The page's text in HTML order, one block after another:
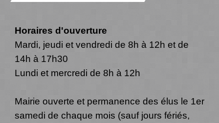
Horaires d'ouverture
Mardi, jeudi et vendredi de 8h à 12h et de
14h à 17h30
Lundi et mercredi de 8h à 12h
Mairie ouverte et permanence des élus le 1er
samedi de chaque mois (sauf jours fériés,